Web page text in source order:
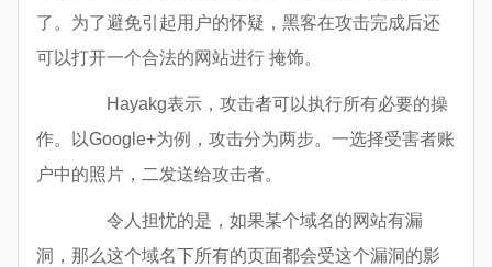
了。为了避免引起用户的怀疑，黑客在攻击完成后还
可以打开一个合法的网站进行 掩饰。
Hayakg表示，攻击者可以执行所有必要的操
作。以Google+为例，攻击分为两步。一选择受害者账
户中的照片，二发送给攻击者。
令人担忧的是，如果某个域名的网站有漏
洞，那么这个域名下所有的页面都会受这个漏洞的影